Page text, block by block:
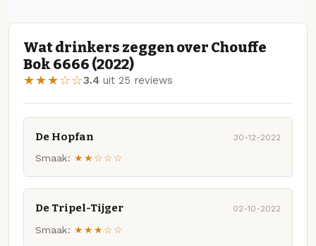
Wat drinkers zeggen over Chouffe
Bok 6666 (2022)
★★★☆☆3.4 uit 25 reviews
De Hopfan 30-12-2022
Smaak: ★★☆☆☆
De Tripel-Tijger 02-10-2022
Smaak: ★★★☆☆